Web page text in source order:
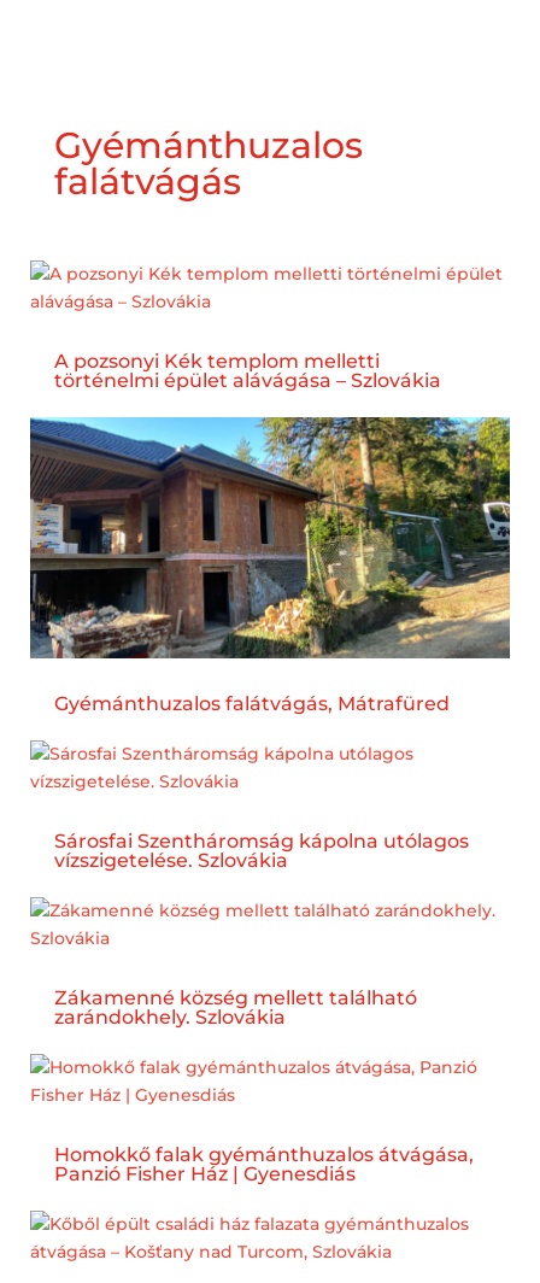
Gyémánthuzalos
falátvágás
A pozsonyi Kék templom melletti
történelmi épület alávágása – Szlovákia
Gyémánthuzalos falátvágás, Mátrafüred
Sárosfai Szentháromság kápolna utólagos
vízszigetelése. Szlovákia
Zákamenné község mellett található
zarándokhely. Szlovákia
Homokkő falak gyémánthuzalos átvágása,
Panzió Fisher Ház | Gyenesdiás